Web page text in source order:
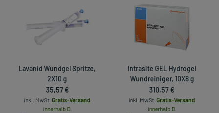
Lavanid Wundgel Spritze,
2X10 g
35,57 €
inkl. MwSt. Gratis-Versand
innerhalb D.
Intrasite GEL Hydrogel
Wundreiniger, 10X8 g
310,57 €
inkl. MwSt. Gratis-Versand
innerhalb D.